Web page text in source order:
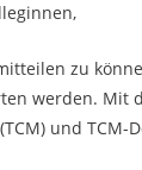
zu
werden. Mit
und TCM-